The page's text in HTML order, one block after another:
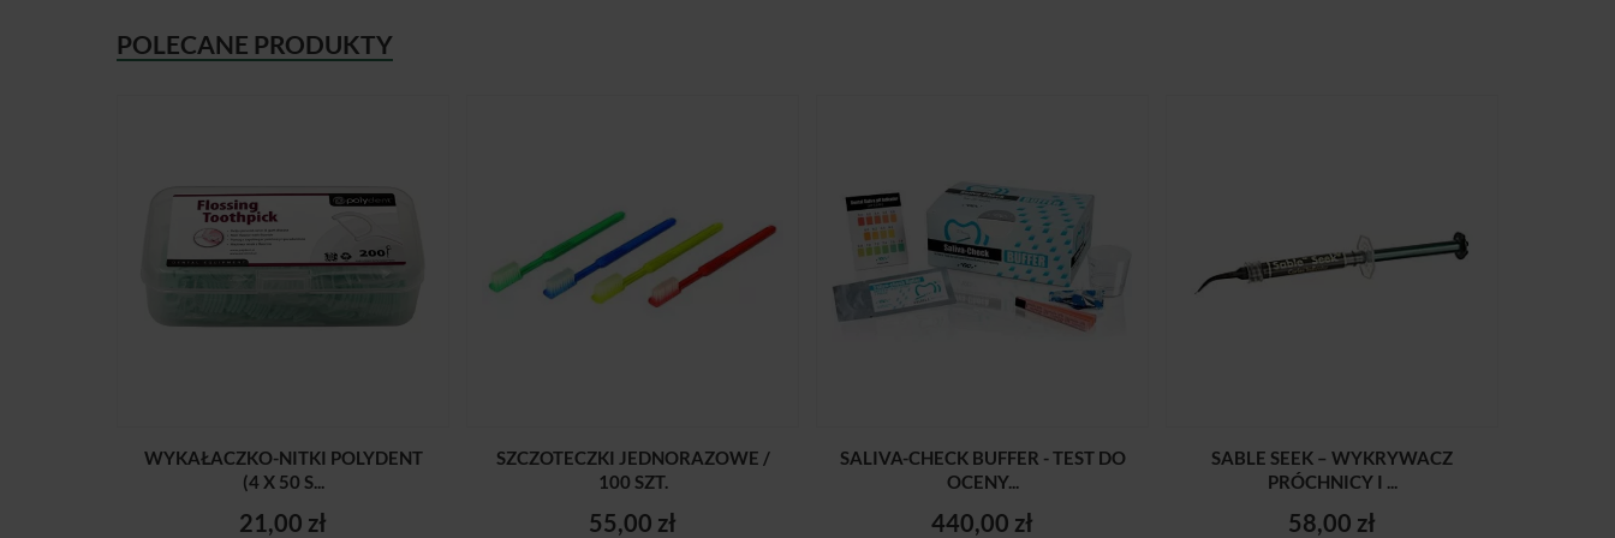
POLECANE PRODUKTY
WYKAŁACZKO-NITKI POLYDENT
(4 X 50 S...
21,00 zł
SZCZOTECZKI JEDNORAZOWE /
100 SZT.
55,00 zł
SALIVA-CHECK BUFFER - TEST DO
OCENY...
440,00 zł
SABLE SEEK – WYKRYWACZ
PRÓCHNICY I ...
58,00 zł